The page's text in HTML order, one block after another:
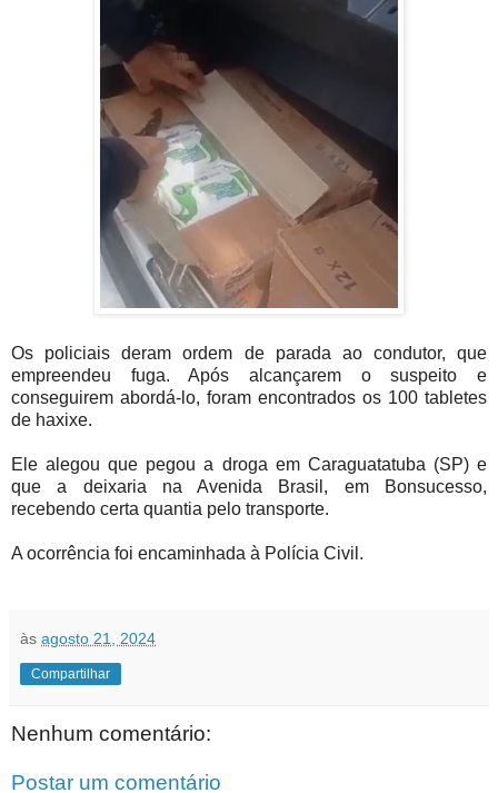
Os policiais deram ordem de parada ao condutor, que
empreendeu fuga. Após alcançarem o suspeito e
conseguirem abordá-lo, foram encontrados os 100 tabletes
de haxixe.
Ele alegou que pegou a droga em Caraguatatuba (SP) e
que a deixaria na Avenida Brasil, em Bonsucesso,
recebendo certa quantia pelo transporte.
A ocorrência foi encaminhada à Polícia Civil.
às agosto 21, 2024
Compartilhar
Nenhum comentário:
Postar um comentário